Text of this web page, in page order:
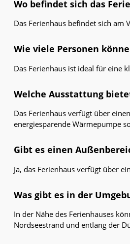
Wo befindet sich das
Das Ferienhaus befindet sich am
Wie viele Personen
Das Ferienhaus ist ideal für eine
Welche Ausstattung
Das Ferienhaus verfügt über
energiesparende Wärmepumpe
Gibt es einen
Ja, das Ferienhaus verfügt über
Was gibt es in der
In der Nähe des Ferienhauses
Nordseestrand und entlang der